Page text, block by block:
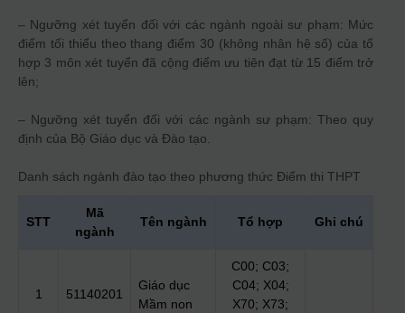
– Ngưỡng xét tuyển đối với các ngành ngoài sư phạm: Mức
điểm tối thiểu theo thang điểm 30 (không nhân hệ số) của tổ
hợp 3 môn xét tuyển đã cộng điểm ưu tiên đạt từ 15 điểm trở
lên;
– Ngưỡng xét tuyển đối với các ngành sư phạm: Theo quy
định của Bộ Giáo dục và Đào tạo.
Danh sách ngành đào tạo theo phương thức Điểm thi THPT
STT
Mã
ngành
Tên ngành Tổ hợp Ghi chú
1 51140201
Giáo dục
Mầm non
C00; C03;
C04; X04;
X70; X73;